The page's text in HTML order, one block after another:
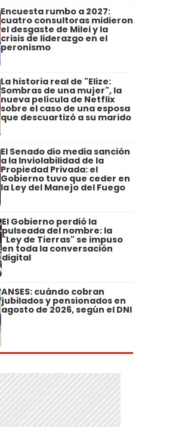
Encuesta rumbo a 2027:
cuatro consultoras midieron
el desgaste de Milei y la
crisis de liderazgo en el
peronismo
La historia real de "Elize:
Sombras de una mujer", la
nueva película de Netflix
sobre el caso de una esposa
que descuartizó a su marido
El Senado dio media sanción
a la Inviolabilidad de la
Propiedad Privada: el
Gobierno tuvo que ceder en
la Ley del Manejo del Fuego
El Gobierno perdió la
pulseada del nombre: la
"Ley de Tierras" se impuso
en toda la conversación
digital
ANSES: cuándo cobran
jubilados y pensionados en
agosto de 2026, según el DNI